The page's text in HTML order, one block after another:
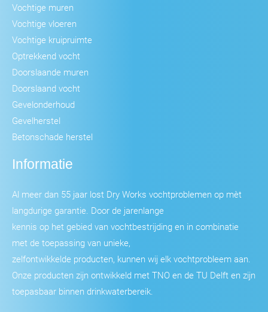
Vochtige muren
Vochtige vloeren
Vochtige kruipruimte
Optrekkend vocht
Doorslaande muren
Doorslaand vocht
Gevelonderhoud
Gevelherstel
Betonschade herstel
Informatie
Al meer dan 55 jaar lost Dry Works vochtproblemen op mèt
langdurige garantie. Door de jarenlange
kennis op het gebied van vochtbestrijding en in combinatie
met de toepassing van unieke,
zelfontwikkelde producten, kunnen wij elk vochtprobleem aan.
Onze producten zijn ontwikkeld met TNO en de TU Delft en zijn
toepasbaar binnen drinkwaterbereik.